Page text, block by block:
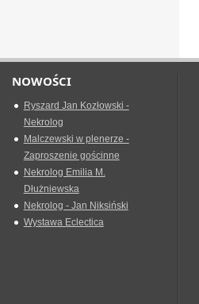
NOWOŚCI
Ryszard Jan Kozłowski -
Nekrolog
Malczewski w plenerze -
Zaproszenie gościnne
Nekrolog Emilia M.
Dłużniewska
Nekrolog - Jan Niksiński
Wystawa Eclectica